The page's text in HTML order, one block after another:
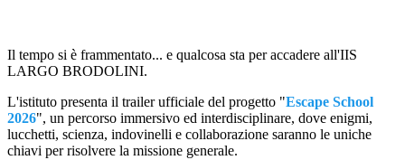
Il tempo si è frammentato... e qualcosa sta per accadere all'IIS
LARGO BRODOLINI.
L'istituto presenta il trailer ufficiale del progetto "Escape School
2026", un percorso immersivo ed interdisciplinare, dove enigmi,
lucchetti, scienza, indovinelli e collaborazione saranno le uniche
chiavi per risolvere la missione generale.